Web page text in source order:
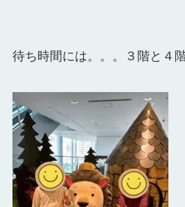
待ち時間には。。。３階と４